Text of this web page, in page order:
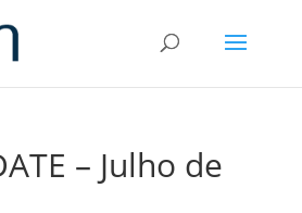
– Julho de